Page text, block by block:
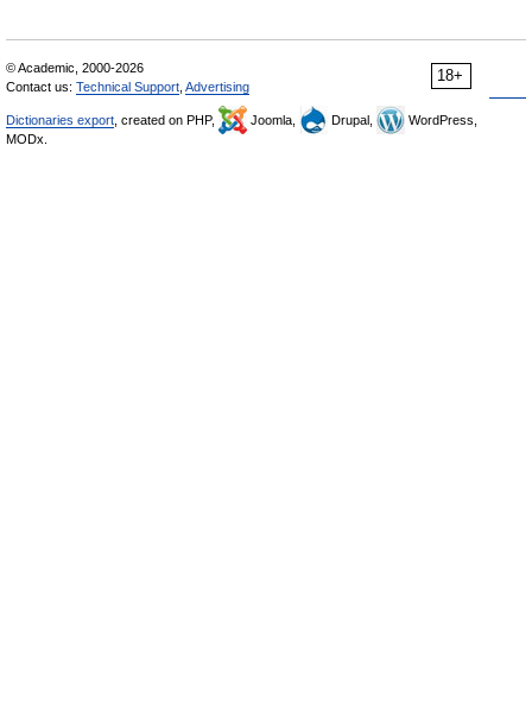
18+
© Academic, 2000-2026
Contact us: Technical Support Advertising
Dictionaries export , created on PHP, Joomla, Drupal,
WordPress,
MODx.